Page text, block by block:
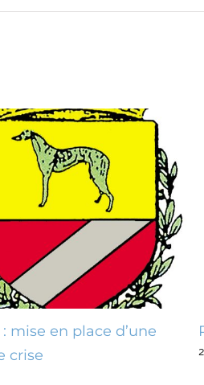
Phase 2 – Contrôle des
29 mai,2026